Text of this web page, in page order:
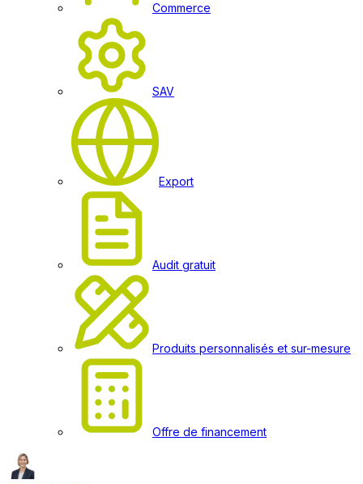
Commerce
SAV
Export
Audit gratuit
Produits personnalisés et sur-mesure
Offre de financement